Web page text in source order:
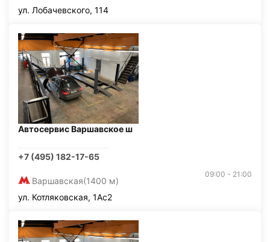
ул. Лобачевского, 114
Автосервис Варшавское ш
+7 (495) 182-17-65
Варшавская(1400 м)
09:00 - 21:00
ул. Котляковская, 1Ас2